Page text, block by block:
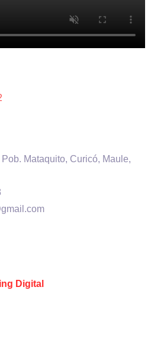
Mataquito, Curicó, Maule,
Digital